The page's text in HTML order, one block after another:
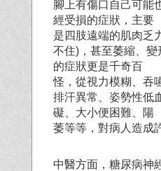
腳上有傷口自己可能
經受損的症狀，主要
是四肢遠端的肌肉乏
不住)，甚至萎縮、
的症狀更是千奇百
怪，從視力模糊、吞
排汗異常、姿勢性低
礙、大小便困難、陽
萎等等，對病人造成
中醫方面，糖尿病神